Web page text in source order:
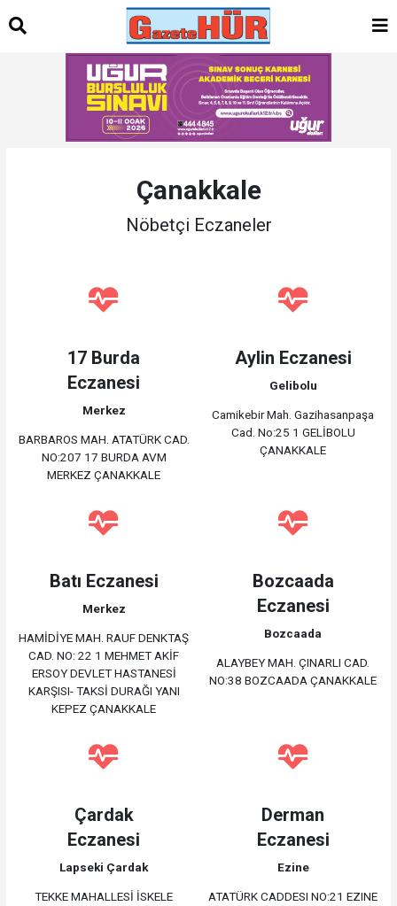
Çanakkale
Nöbetçi Eczaneler
17 Burda
Eczanesi
Merkez
BARBAROS MAH. ATATÜRK CAD.
NO:207 17 BURDA AVM
MERKEZ ÇANAKKALE
Aylin Eczanesi
Gelibolu
Camikebir Mah. Gazihasanpaşa
Cad. No:25 1 GELİBOLU
ÇANAKKALE
Batı Eczanesi
Merkez
HAMİDİYE MAH. RAUF DENKTAŞ
CAD. NO: 22 1 MEHMET AKİF
ERSOY DEVLET HASTANESİ
KARŞISI- TAKSİ DURAĞI YANI
KEPEZ ÇANAKKALE
Bozcaada
Eczanesi
Bozcaada
ALAYBEY MAH. ÇINARLI CAD.
NO:38 BOZCAADA ÇANAKKALE
Çardak
Eczanesi
Lapseki Çardak
TEKKE MAHALLESİ İSKELE
Derman
Eczanesi
Ezine
ATATÜRK CADDESI NO:21 EZINE